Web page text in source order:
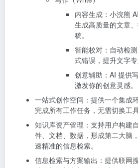
内容生成：小浣熊
生成高质量的文章
稿。
智能校对：自动检
式错误，提升文字专
创意辅助：AI 提供
激发你的创意灵感。
一站式创作空间：提供一个集成
完成所有工作任务，无需切换工具
知识库资产管理：支持用户构建
件、文档、数据，形成第二大脑
速精准的信息检索。
信息检索与方案输出：提供联网